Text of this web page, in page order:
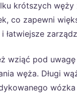
krótszych węży
co zapewni
łatwiejsze
wziąć pod
węża. Długi